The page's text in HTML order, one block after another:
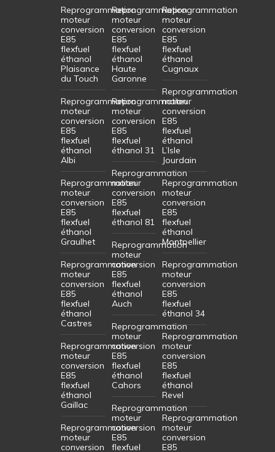
Reprogrammation
moteur
conversion
E85
flexfuel
éthanol
Plaisance
du Touch
Reprogrammation
moteur
conversion
E85
flexfuel
éthanol
Albi
Reprogrammation
moteur
conversion
E85
flexfuel
éthanol
Graulhet
Reprogrammation
moteur
conversion
E85
flexfuel
éthanol
Castres
Reprogrammation
moteur
conversion
E85
flexfuel
éthanol
Gaillac
Reprogrammation
moteur
conversion
Reprogrammation
moteur
conversion
E85
flexfuel
éthanol
Haute
Garonne
Reprogrammation
moteur
conversion
E85
flexfuel
éthanol 31
Reprogrammation
moteur
conversion
E85
flexfuel
éthanol 81
Reprogrammation
moteur
conversion
E85
flexfuel
éthanol
Auch
Reprogrammation
moteur
conversion
E85
flexfuel
éthanol
Cahors
Reprogrammation
moteur
conversion
E85
flexfuel
Reprogrammation
moteur
conversion
E85
flexfuel
éthanol
Cugnaux
Reprogrammation
moteur
conversion
E85
flexfuel
éthanol
L’Isle
Jourdain
Reprogrammation
moteur
conversion
E85
flexfuel
éthanol
Montpellier
Reprogrammation
moteur
conversion
E85
flexfuel
éthanol 34
Reprogrammation
moteur
conversion
E85
flexfuel
éthanol
Revel
Reprogrammation
moteur
conversion
E85